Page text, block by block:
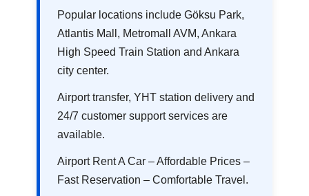
Popular locations include Göksu Park,
Atlantis Mall, Metromall AVM, Ankara
High Speed Train Station and Ankara
city center.
Airport transfer, YHT station delivery and
24/7 customer support services are
available.
Airport Rent A Car – Affordable Prices –
Fast Reservation – Comfortable Travel.